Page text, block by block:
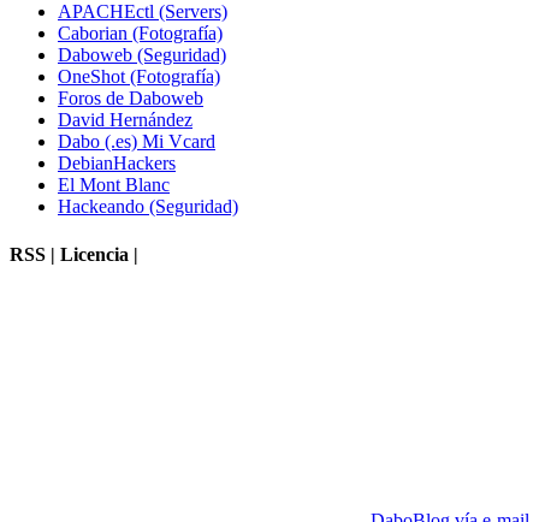
APACHEctl (Servers)
Caborian (Fotografía)
Daboweb (Seguridad)
OneShot (Fotografía)
Foros de Daboweb
David Hernández
Dabo (.es) Mi Vcard
DebianHackers
El Mont Blanc
Hackeando (Seguridad)
RSS | Licencia |